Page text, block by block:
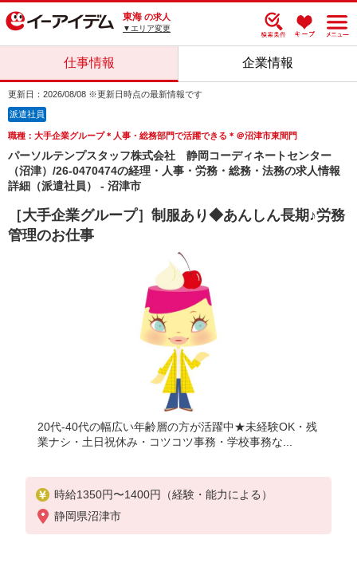
東海 の求人
▼エリア変更
仕事情報 企業情報
更新日：2026/08/08 ※更新日時点の最新情報です
派遣社員
職種：大手企業グループ＊人事・総務部門で活躍できる＊＠沼津市東間門
パーソルテンプスタッフ株式会社 静岡コーディネートセンター
（沼津）/26-0470474の経理・人事・労務・総務・法務の求人情報
詳細（派遣社員） - 沼津市
［大手企業グループ］制服あり◆あんしん長期♪労務
管理のお仕事
20代-40代の幅広い年齢層の方が活躍中★未経験OK・残
業ナシ・土日祝休み・コツコツ事務・学校事務な...
時給1350円〜1400円（経験・能力による）
静岡県沼津市